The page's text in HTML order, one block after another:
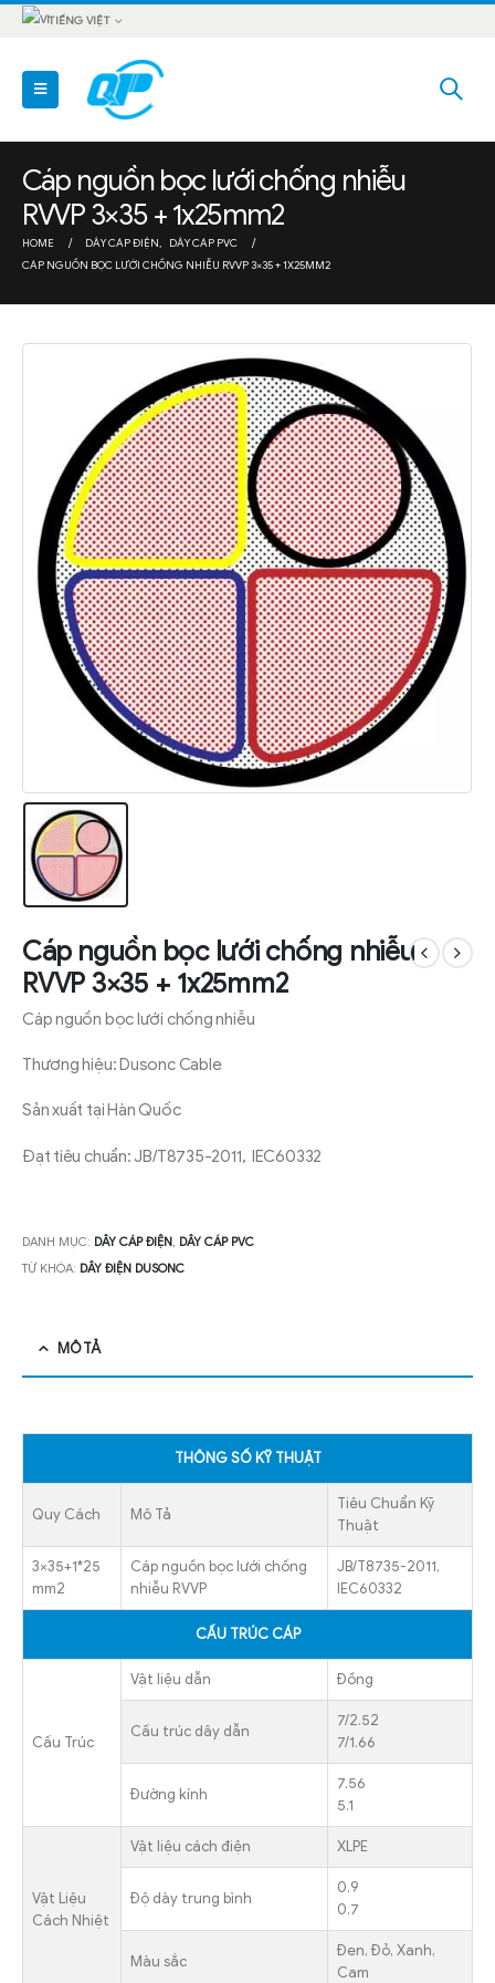
TIẾNG VIỆT
Cáp nguồn bọc lưới chống nhiễu
RVVP 3×35 + 1x25mm2
HOME DÂY CÁP ĐIỆN,
DÂY CÁP PVC
CÁP NGUỒN BỌC LƯỚI CHỐNG NHIỄU RVVP 3×35 + 1X25MM2
Cáp nguồn bọc lưới chống nhiễu
RVVP 3×35 + 1x25mm2
Cáp nguồn bọc lưới chống nhiễu
Thương hiệu: Dusonc Cable
Sản xuất tại Hàn Quốc
Đạt tiêu chuẩn: JB/T8735-2011, IEC60332
DANH MỤC: DÂY CÁP ĐIỆN, DÂY CÁP PVC
TỪ KHÓA: DÂY ĐIỆN DUSONC
MÔ TẢ
THÔNG SỐ KỸ THUẬT
Quy Cách Mô Tả
Tiêu Chuẩn Kỹ
Thuật
3×35+1*25
mm2
Cáp nguồn bọc lưới chống
nhiễu RVVP
JB/T8735-2011,
IEC60332
CẤU TRÚC CÁP
Cấu Trúc
Vật liệu dẫn Đồng
Cấu trúc dây dẫn
7/2.52
7/1.66
Đường kính
7.56
5.1
Vật Liệu
Cách Nhiệt
Vật liệu cách điện XLPE
Độ dày trung bình
0.9
0.7
Màu sắc
Đen, Đỏ, Xanh,
Cam